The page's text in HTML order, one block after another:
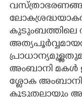
CARTOONS
LITERATURE
ZOOM
കുടുംബത്തിലെ
അംബാനി മകൾ
ശ്ളോക